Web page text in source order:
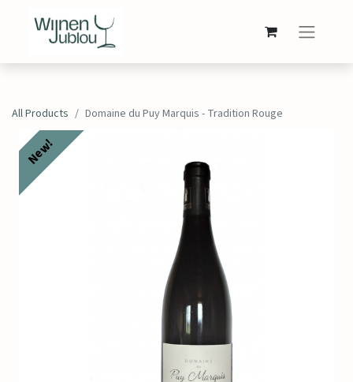
All Products Domaine du Puy Marquis - Tradition Rouge
New!